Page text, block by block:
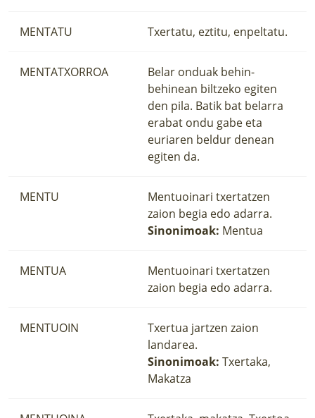
MENTATU Txertatu, eztitu, enpeltatu.
MENTATXORROA
Belar onduak behin-
behinean biltzeko egiten
den pila. Batik bat belarra
erabat ondu gabe eta
euriaren beldur denean
egiten da.
MENTU
Mentuoinari txertatzen
zaion begia edo adarra.
Sinonimoak: Mentua
MENTUA
Mentuoinari txertatzen
zaion begia edo adarra.
MENTUOIN
Txertua jartzen zaion
landarea.
Sinonimoak: Txertaka,
Makatza